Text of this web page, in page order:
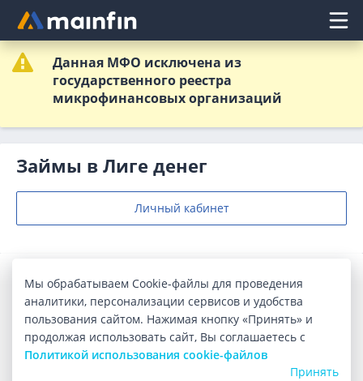
Главное меню
Данная МФО исключена из
государственного реестра
микрофинансовых организаций
Займы в Лиге денег
Личный кабинет
Популярные займы
Первыйбесплатно
Мы обрабатываем Cookie-файлы для проведения
аналитики, персонализации сервисов и удобства
пользования сайтом. Нажимая кнопку «Принять» и
продолжая использовать сайт, Вы соглашаетесь с
Политикой использования cookie-файлов
Принять